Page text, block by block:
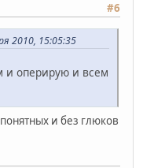
#6
2010, 15:05:35
и оперирую и всем
и без глюков